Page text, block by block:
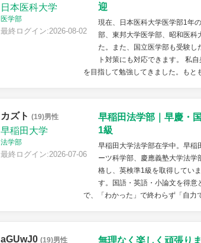
日本医科大学
医学部
最終ログイン:2026-08-02
迎
現在、日本医科大学医学部1年
部、東邦大学医学部、昭和医科
た。また、国立医学部も受験し
ト対策にも対応できます。 私
を目指して勉強してきました。もと
カズト (19)男性
早稲田大学
法学部
最終ログイン:2026-07-06
早稲田法学部｜早慶・
1級
早稲田大学法学部在学中。早稲
ーツ科学部、慶應義塾大学法
格し、英検準1級を取得してい
す。国語・英語・小論文を得意
で、「わかった」で終わらず「自力
aGUwJ0 (19)男性 無理なく楽しく頑張り